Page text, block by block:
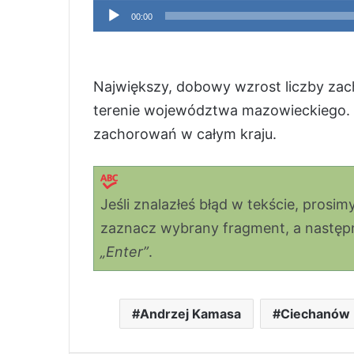
Odtwarzacz
plików
00:00
Największy, dobowy wzrost liczby
terenie województwa
zachorowań w całym kraju.
Jeśli znalazłeś błąd w tekście,
zaznacz wybrany fragment, a
„Enter”.
Andrzej Kamasa Ciechanów